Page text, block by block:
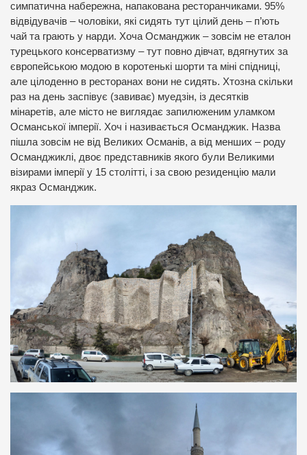
симпатична набережна, напакована ресторанчиками. 95%
відвідувачів – чоловіки, які сидять тут цілий день – п’ють
чай та грають у нарди. Хоча Османджик – зовсім не еталон
турецького консерватизму – тут повно дівчат, вдягнутих за
європейською модою в коротенькі шорти та міні спідниці,
але цілоденно в ресторанах вони не сидять. Хтозна скільки
раз на день заспівує (завиває) муедзін, із десятків
мінаретів, але місто не виглядає запилюженим уламком
Османської імперії. Хоч і називається Османджик. Назва
пішла зовсім не від Великих Османів, а від менших – роду
Османджиклі, двоє представників якого були Великими
візирами імперії у 15 столітті, і за свою резиденцію мали
якраз Османджик.